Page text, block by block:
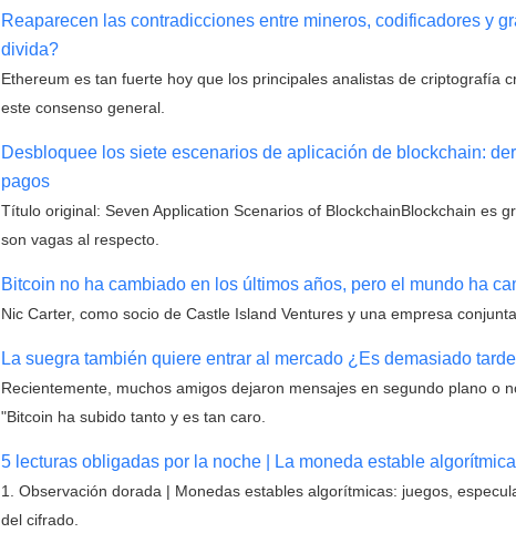
Reaparecen las contradicciones entre mineros, codificadores y
divida?
Ethereum es tan fuerte hoy que los principales analistas de criptografía
este consenso general.
Desbloquee los siete escenarios de aplicación de blockchain:
pagos
Título original: Seven Application Scenarios of BlockchainBlockchain es
son vagas al respecto.
Bitcoin no ha cambiado en los últimos años, pero el mundo ha
Nic Carter, como socio de Castle Island Ventures y una empresa
La suegra también quiere entrar al mercado ¿Es demasiado
Recientemente, muchos amigos dejaron mensajes en segundo plano o
"Bitcoin ha subido tanto y es tan caro.
5 lecturas obligadas por la noche | La moneda estable
1. Observación dorada | Monedas estables algorítmicas: juegos,
del cifrado.